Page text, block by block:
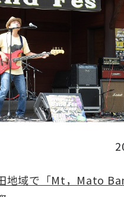
地域で「Mt，Mato